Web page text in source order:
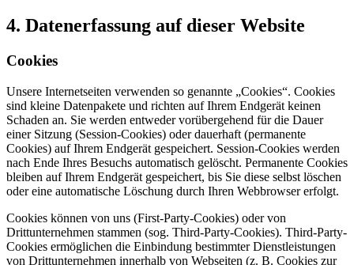
4. Datenerfassung auf dieser Website
Cookies
Unsere Internetseiten verwenden so genannte „Cookies“. Cookies
sind kleine Datenpakete und richten auf Ihrem Endgerät keinen
Schaden an. Sie werden entweder vorübergehend für die Dauer
einer Sitzung (Session-Cookies) oder dauerhaft (permanente
Cookies) auf Ihrem Endgerät gespeichert. Session-Cookies werden
nach Ende Ihres Besuchs automatisch gelöscht. Permanente Cookies
bleiben auf Ihrem Endgerät gespeichert, bis Sie diese selbst löschen
oder eine automatische Löschung durch Ihren Webbrowser erfolgt.
Cookies können von uns (First-Party-Cookies) oder von
Drittunternehmen stammen (sog. Third-Party-Cookies). Third-Party-
Cookies ermöglichen die Einbindung bestimmter Dienstleistungen
von Drittunternehmen innerhalb von Webseiten (z. B. Cookies zur